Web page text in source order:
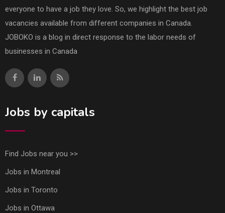
everyone to have a job they love. So, we highlight the best job
vacancies available from different companies in Canada.
JOBOKO is a blog in direct response to the labor needs of
businesses in Canada
Jobs by capitals
Find Jobs near you >>
Jobs in Montreal
Jobs in Toronto
Jobs in Ottawa